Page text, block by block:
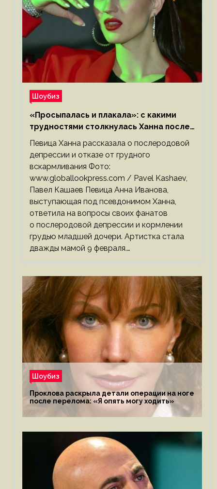
Шоубиз
«Просыпалась и плакала»: с какими
трудностями столкнулась Ханна после
родов
Певица Ханна рассказала о послеродовой
депрессии и отказе от грудного
вскармливания Фото:
www.globallookpress.com / Pavel Kashaev,
Павел Кашаев Певица Анна Иванова,
выступающая под псевдонимом Ханна,
ответила на вопросы своих фанатов
о послеродовой депрессии и кормлении
грудью младшей дочери. Артистка стала
дважды мамой 9 февраля.…
Шоубиз
Проклова раскрыла детали операции на ноге
после перелома: «Я опять могу ходить»